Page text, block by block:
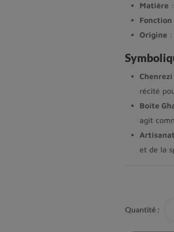
Matière
Fonction
Origine
récité
Boîte
agit
et de la
Quantité :